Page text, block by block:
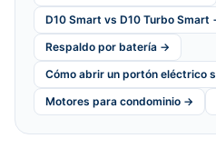
D10 Smart vs D10 Turbo Smart
Respaldo por batería →
Cómo abrir un portón eléctrico
Motores para condominio →